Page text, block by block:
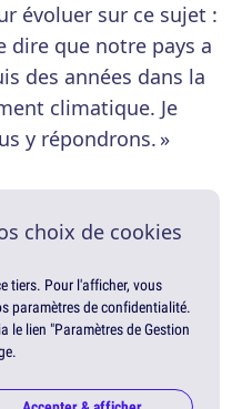
évoluer sur ce sujet :
dire que notre pays a
des années dans la
climatique. Je
y répondrons. »
choix de cookies
tiers. Pour l'afficher, vous
paramètres de confidentialité.
le lien "Paramètres de Gestion